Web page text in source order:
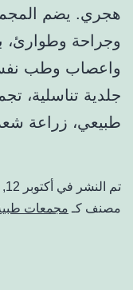
هجري. يضم
وجراحة وطوارئ،
واعصاب وطب
جلدية تناسلية،
طبيعي، زراعة
تم النشر في أكتوبر 12, 2021
مصنف كـ مجمعات